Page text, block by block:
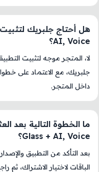
AI, Voice؟
جلبريك، مع الاعتماد على
داخل المتجر.
Glass + AI, Voice؟
بعد التأكد من التطبيق
الباقات لاختيار الاشتراك، ثم